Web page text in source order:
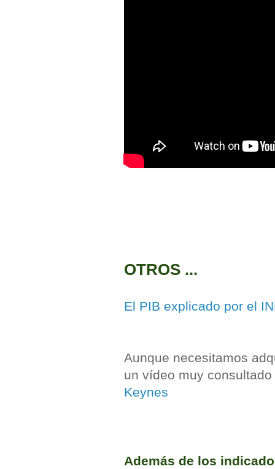
OTROS ...
El PIB explicado por el
Aunque necesitamos
un vídeo muy
Keynes
Además de los